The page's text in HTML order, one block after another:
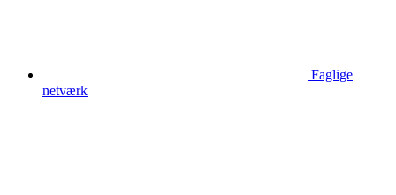
Faglige
netværk